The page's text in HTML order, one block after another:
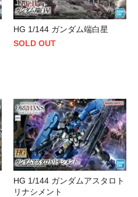
HG 1/144 ガンダム端白星
SOLD OUT
HG 1/144 ガンダムアスタロト
リナシメント